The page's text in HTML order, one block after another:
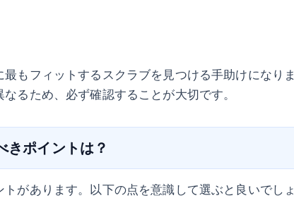
もフィットするスクラブを見つける手助けになりま
るため、必ず確認することが大切です。
きポイントは？
があります。以下の点を意識して選ぶと良いでしょ